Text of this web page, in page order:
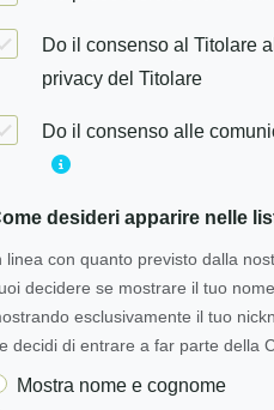
Do il consenso al Titolare
privacy del Titolare
Do il consenso alle
desideri apparire nelle
linea con quanto previsto dalla
decidere se mostrare il tuo
esclusivamente il tuo
decidi di entrare a far parte della
Mostra nome e cognome